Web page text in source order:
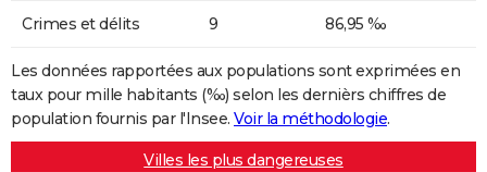
Crimes et délits 9 86,95 ‰
Les données rapportées aux populations sont exprimées en
taux pour mille habitants (‰) selon les dernièrs chiffres de
population fournis par l'Insee. Voir la méthodologie.
Villes les plus dangereuses